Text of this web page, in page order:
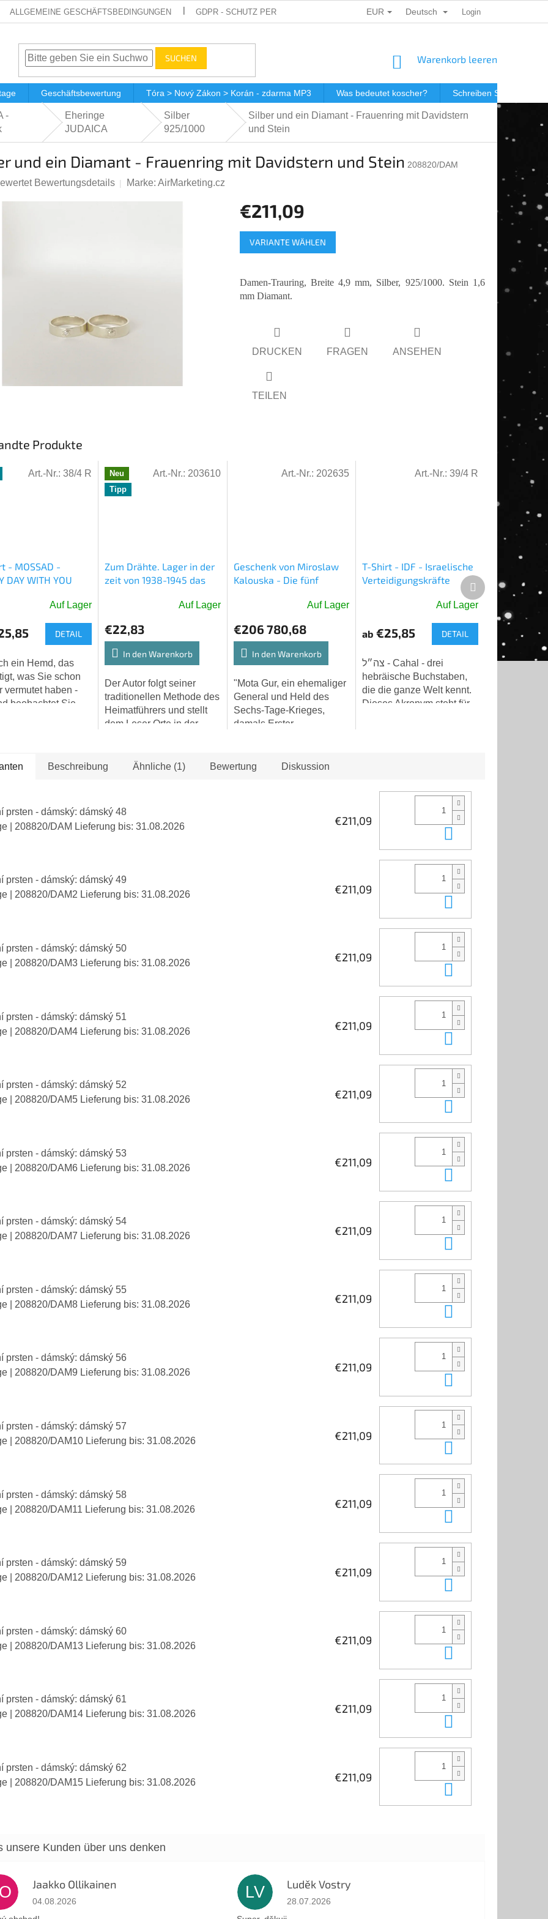
ALLGEMEINE GESCHÄFTSBEDINGUNGEN GDPR - SCHUTZ PERSONENBEZOGENER DATEN DÁRKOVÉ KUPONY
EUR Deutsch Login
SUCHEN WARENKORB
Warenkorb leeren
Geschäftsbewertung Tóra > Nový Zákon > Korán - zdarma MP3 Was bedeutet koscher? Schreiben Sie uns
-
Eheringe
JUDAICA
Silber
925/1000
Silber und ein Diamant - Frauenring mit Davidstern
und Stein
und ein Diamant - Frauenring mit Davidstern und Stein 208820/DAM
Bewertungsdetails Marke: AirMarketing.cz
€211,09
Verkaufspreis:
VARIANTE WÄHLEN
Damen-Trauring, Breite 4,9 mm, Silber, 925/1000. Stein 1,6
mm Diamant.
DRUCKEN FRAGEN ANSEHEN
TEILEN
Produkte
- MOSSAD -
DAY WITH YOU
Auf Lager
DETAIL
ein Hemd, das
was Sie schon
vermutet haben -
beobachtet Sie
Art.-Nr.: 38/4 R
Neu
Tipp
Zum Drähte. Lager in der
zeit von 1938-1945 das
Tschechische Republik -
Auf Lager
€22,83
In den Warenkorb
Der Autor folgt seiner
traditionellen Methode des
Heimatführers und stellt
dem Leser Orte in der
die
Art.-Nr.: 203610
Geschenk von Miroslaw
Kalouska - Die fünf
Auf Lager
€206 780,68
In den Warenkorb
"Mota Gur, ein ehemaliger
General und Held des
Sechs-Tage-Krieges,
damals Erster
der Regierung Rabin,
Art.-Nr.: 202635
T-Shirt - IDF - Israelische
Verteidigungskräfte
durchschnittliche
Produktbewertung
5,0
von
5
Sternen.
Auf Lager
ab €25,85 DETAIL
צה״ל - Cahal - drei
hebräische Buchstaben,
die die ganze Welt kennt.
Dieses Akronym steht für
Art.-Nr.: 39/4 R
Nächstes
Produkt
Beschreibung Ähnliche (1) Bewertung Diskussion
prsten - dámský: dámský 48
| 208820/DAM Lieferung bis: 31.08.2026 €211,09
prsten - dámský: dámský 49
| 208820/DAM2 Lieferung bis: 31.08.2026 €211,09
prsten - dámský: dámský 50
| 208820/DAM3 Lieferung bis: 31.08.2026 €211,09
prsten - dámský: dámský 51
| 208820/DAM4 Lieferung bis: 31.08.2026 €211,09
prsten - dámský: dámský 52
| 208820/DAM5 Lieferung bis: 31.08.2026 €211,09
prsten - dámský: dámský 53
| 208820/DAM6 Lieferung bis: 31.08.2026 €211,09
prsten - dámský: dámský 54
| 208820/DAM7 Lieferung bis: 31.08.2026 €211,09
prsten - dámský: dámský 55
| 208820/DAM8 Lieferung bis: 31.08.2026 €211,09
prsten - dámský: dámský 56
| 208820/DAM9 Lieferung bis: 31.08.2026 €211,09
prsten - dámský: dámský 57
| 208820/DAM10 Lieferung bis: 31.08.2026 €211,09
prsten - dámský: dámský 58
| 208820/DAM11 Lieferung bis: 31.08.2026 €211,09
prsten - dámský: dámský 59
| 208820/DAM12 Lieferung bis: 31.08.2026 €211,09
prsten - dámský: dámský 60
| 208820/DAM13 Lieferung bis: 31.08.2026 €211,09
prsten - dámský: dámský 61
| 208820/DAM14 Lieferung bis: 31.08.2026 €211,09
prsten - dámský: dámský 62
| 208820/DAM15 Lieferung bis: 31.08.2026 €211,09
Jaakko Ollikainen
Die Shop-Bewertung beträgt 5 von 5 Sternen.
04.08.2026
LV Luděk Vostry
Die Shop-Bewertung beträgt 5 von 5 Sternen.
28.07.2026